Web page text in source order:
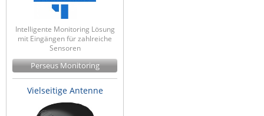
Intelligente Monitoring Lösung
mit Eingängen für zahlreiche
Sensoren
Perseus Monitoring
Vielseitige Antenne